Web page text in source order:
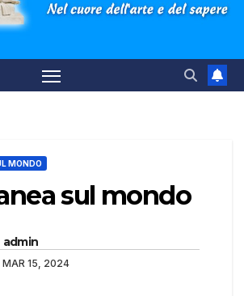
MONDO
sul mondo
admin
MAR 15, 2024